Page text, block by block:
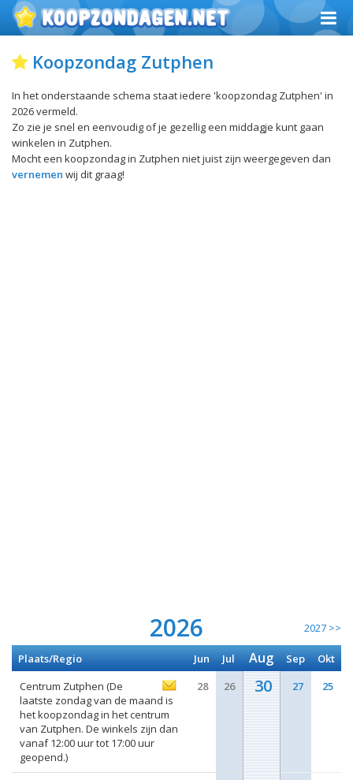
Koopzondag Zutphen
In het onderstaande schema staat iedere 'koopzondag Zutphen' in
2026 vermeld.
Zo zie je snel en eenvoudig of je gezellig een middagje kunt gaan
winkelen in Zutphen.
Mocht een koopzondag in Zutphen niet juist zijn weergegeven dan
vernemen wij dit graag!
2026 2027 >>
Plaats/Regio Jun Jul Aug Sep
Okt
Centrum Zutphen (De
laatste zondag van de maand is
het koopzondag in het centrum
van Zutphen. De winkels zijn dan
vanaf 12:00 uur tot 17:00 uur
geopend.)
28 26 30 27 25